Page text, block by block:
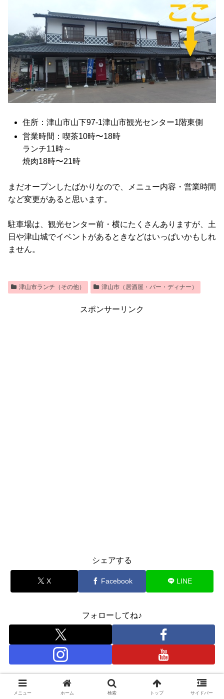
住所：津山市山下97-1津山市観光センター1階東側
営業時間：喫茶10時〜18時
ランチ11時～
焼肉18時〜21時
まだオープンしたばかりなので、メニュー内容・営業時間
など変更があると思います。
駐車場は、観光センター前・横にたくさんありますが、土
日や津山城でイベントがあるときなどはいっぱいかもしれ
ません。
津山市ランチ（その他） 津山市（居酒屋・バー・ディナー）
スポンサーリンク
シェアする
X Facebook LINE
フォローしてね♪
関連記事
メニュー ホーム 検索 トップ サイドバー